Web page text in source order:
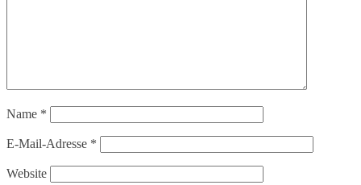
Name *
E-Mail-Adresse *
Website